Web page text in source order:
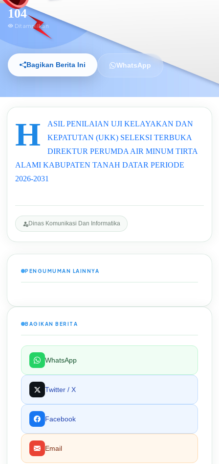
104
Ditampilkan
Bagikan Berita Ini WhatsApp
H
ASIL PENILAIAN UJI KELAYAKAN DAN
KEPATUTAN (UKK) SELEKSI TERBUKA
DIREKTUR PERUMDA AIR MINUM TIRTA
ALAMI KABUPATEN TANAH DATAR PERIODE
2026-2031
Dinas Komunikasi Dan Informatika
PENGUMUMAN LAINNYA
BAGIKAN BERITA
WhatsApp
Twitter / X
Facebook
Email